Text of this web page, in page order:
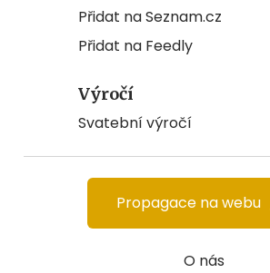
Přidat na Seznam.cz
Přidat na Feedly
Výročí
Svatební výročí
O nás
Propagace na webu